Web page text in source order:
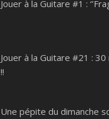
Jouer à la Guitare #1 :
Jouer à la Guitare #21 :
!!
Une pépite du dimanche